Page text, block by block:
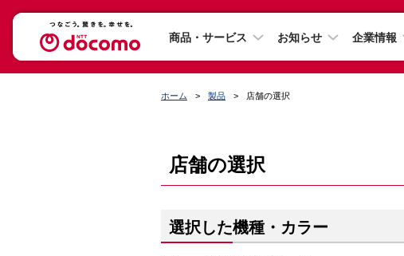
商品・サービス お知らせ 企業情報
ホーム 製品 店舗の選択
店舗の選択
選択した機種・カラー